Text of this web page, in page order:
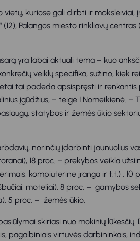
vietų, kuriose gali dirbti ir moksleiviai,
(12), Palangos miesto rinkliavų centras
yra labai aktuali tema – kuo
veiklų specifika, sužino, kiek
tai padeda apsispręsti ir
įgūdžius, – teigė I.Nomeikienė. –
statybos ir žemės ūkio
norinčių įdarbinti jaunuolius
18 proc. – prekybos veikla
kompiuterine įranga ir t.t.) , 10
moteliai), 8 proc. – gamybos
5 proc. – žemės ūkio.
skiriasi nuo mokinių
pagalbiniais virtuvės darbininkais,